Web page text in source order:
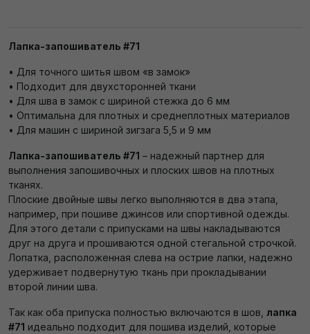
Лапка-запошиватель #71
• Для точного шитья швом «в замок»
• Подходит для двухсторонней ткани
• Для шва в замок с шириной стежка до 6 мм
• Оптимальна для плотных и среднеплотных материалов
• Для машин с шириной зигзага 5,5 и 9 мм
Лапка-запошиватель #71 – надежный партнер для
выполнения запошивочных и плоских швов на плотных
тканях.
Плоские двойные швы легко выполняются в два этапа,
например, при пошиве джинсов или спортивной одежды.
Для этого детали с припусками на швы накладываются
друг на друга и прошиваются одной стегальной строчкой.
Лопатка, расположенная слева на острие лапки, надежно
удерживает подвернутую ткань при прокладывании
второй линии шва.
Так как оба припуска полностью включаются в шов, лапка
#71 идеально подходит для пошива изделий, которые